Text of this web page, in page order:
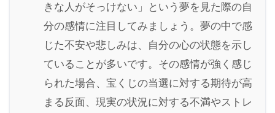
きな人がそっけない」という夢を見た際の自
分の感情に注目してみましょう。夢の中で感
じた不安や悲しみは、自分の心の状態を示し
ていることが多いです。その感情が強く感じ
られた場合、宝くじの当選に対する期待が高
まる反面、現実の状況に対する不満やストレ